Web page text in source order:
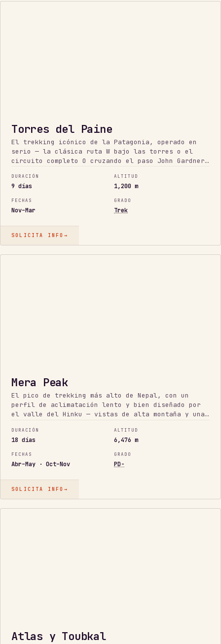
Torres del Paine
El trekking icónico de la Patagonia, operado en
serio — la clásica ruta W bajo las torres o el
circuito completo O cruzando el paso John Gardner
escogidos a mano y un check-in diario en uno de
los grandes trekkings de la Tierra.
DURACIÓN
9 días
ALTITUD
1,200 m
FECHAS
Nov–Mar
GRADO
Trek
SOLICITA INFO →
Mera Peak
El pico de trekking más alto de Nepal, con un
perfil de aclimatación lento y bien diseñado por
el valle del Hinku — vistas de alta montaña y una
DURACIÓN
18 días
ALTITUD
6,476 m
FECHAS
Abr–May · Oct–Nov
GRADO
PD-
SOLICITA INFO →
Atlas y Toubkal